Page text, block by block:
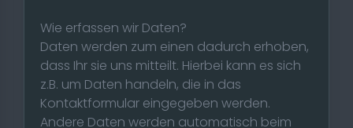
Wie erfassen wir Daten?
Daten werden zum einen dadurch erhoben,
dass Ihr sie uns mitteilt. Hierbei kann es sich
z.B. um Daten handeln, die in das
Kontaktformular eingegeben werden.
Andere Daten werden automatisch beim